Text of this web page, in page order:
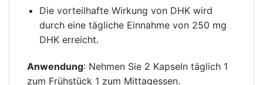
Die vorteilhafte Wirkung von DHK wird
durch eine tägliche Einnahme von 250 mg
DHK erreicht.
Anwendung: Nehmen Sie 2 Kapseln täglich 1
zum Frühstück 1 zum Mittagessen.